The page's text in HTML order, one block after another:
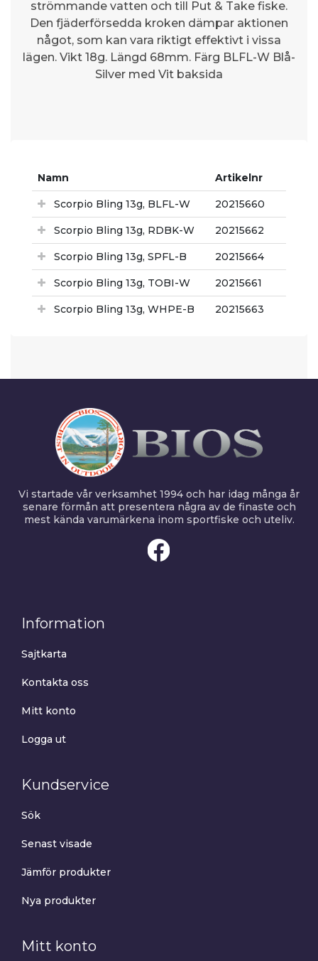
strömmande vatten och till Put & Take fiske.
Den fjäderförsedda kroken dämpar aktionen
något, som kan vara riktigt effektivt i vissa
lägen. Vikt 18g. Längd 68mm. Färg BLFL-W Blå-
Silver med Vit baksida
Namn Artikelnr
Scorpio Bling 13g, BLFL-W 20215660
Scorpio Bling 13g, RDBK-W 20215662
Scorpio Bling 13g, SPFL-B 20215664
Scorpio Bling 13g, TOBI-W 20215661
Scorpio Bling 13g, WHPE-B 20215663
Vi startade vår verksamhet 1994 och har idag många år
senare förmån att presentera några av de finaste och
mest kända varumärkena inom sportfiske och uteliv.
Information
Sajtkarta
Kontakta oss
Mitt konto
Logga ut
Kundservice
Sök
Senast visade
Jämför produkter
Nya produkter
Mitt konto